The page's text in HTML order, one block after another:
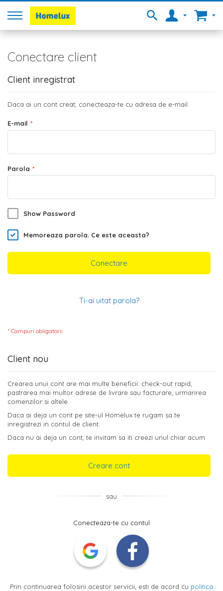
Conectare client
Client inregistrat
Daca ai un cont creat, conecteaza-te cu adresa de e-mail.
E-mail
Parola
Show Password
Memoreaza parola. Ce este aceasta?
Conectare
Ti-ai uitat parola?
Client nou
Crearea unui cont are mai multe beneficii: check-out rapid,
pastrarea mai multor adrese de livrare sau facturare, urmarirea
comenzilor si altele.
Daca ai deja un cont pe site-ul Homelux te rugam sa te
inregistrezi in contul de client.
Daca nu ai deja un cont, te invitam sa iti creezi unul chiar acum.
Creare cont
sau
Conecteaza-te cu contul
Prin continuarea folosirii acestor servicii, esti de acord cu politica